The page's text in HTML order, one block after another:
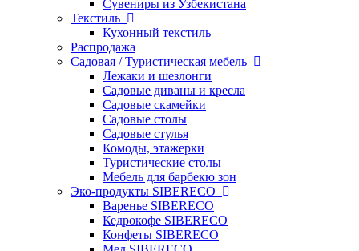
Сувениры из Узбекистана
Текстиль
Кухонный текстиль
Распродажа
Садовая / Туристическая мебель
Лежаки и шезлонги
Садовые диваны и кресла
Садовые скамейки
Садовые столы
Садовые стулья
Комоды, этажерки
Туристические столы
Мебель для барбекю зон
Эко-продукты SIBERECO
Варенье SIBERECO
Кедрокофе SIBERECO
Конфеты SIBERECO